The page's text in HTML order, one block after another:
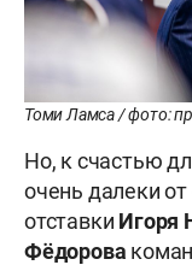
Томи Ламса / фото:
Но, к счастью
очень далеки
отставки Игоря
Фёдорова